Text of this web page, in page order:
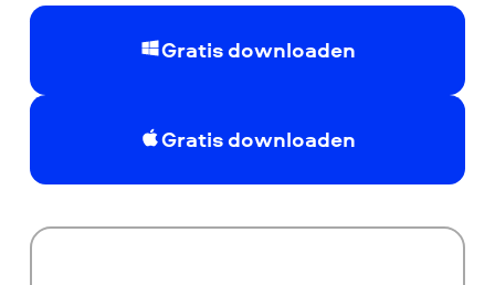
Gratis downloaden
Gratis downloaden